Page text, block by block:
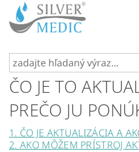
ČO JE TO
PREČO JU
1. ČO JE AKTUALIZÁCIA A
2. AKO MÔŽEM PRÍSTROJ